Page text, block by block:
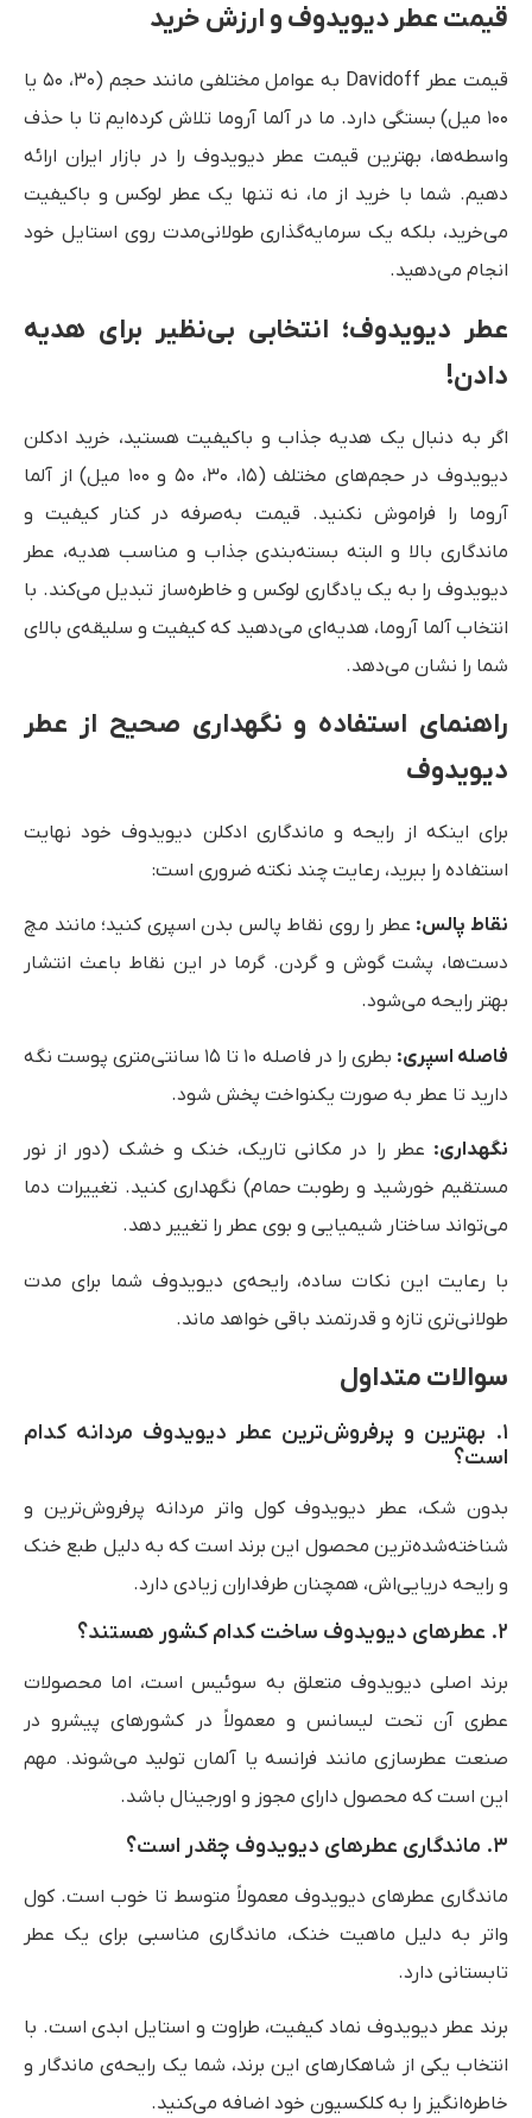
قیمت عطر دیویدوف و ارزش خرید
قیمت عطر Davidoff به عوامل مختلفی مانند حجم (۳۰، ۵۰ یا
۱۰۰ میل) بستگی دارد. ما در آلما آروما تلاش کرده‌ایم تا با حذف
واسطه‌ها، بهترین قیمت عطر دیویدوف را در بازار ایران ارائه
دهیم. شما با خرید از ما، نه تنها یک عطر لوکس و باکیفیت
می‌خرید، بلکه یک سرمایه‌گذاری طولانی‌مدت روی استایل خود
انجام می‌دهید.
عطر دیویدوف؛ انتخابی بی‌نظیر برای هدیه
دادن!
اگر به دنبال یک هدیه جذاب و باکیفیت هستید، خرید ادکلن
دیویدوف در حجم‌های مختلف (۱۵، ۳۰، ۵۰ و ۱۰۰ میل) از آلما
آروما را فراموش نکنید. قیمت به‌صرفه در کنار کیفیت و
ماندگاری بالا و البته بسته‌بندی جذاب و مناسب هدیه، عطر
دیویدوف را به یک یادگاری لوکس و خاطره‌ساز تبدیل می‌کند. با
انتخاب آلما آروما، هدیه‌ای می‌دهید که کیفیت و سلیقه‌ی بالای
شما را نشان می‌دهد.
راهنمای استفاده و نگهداری صحیح از عطر
دیویدوف
برای اینکه از رایحه و ماندگاری ادکلن دیویدوف خود نهایت
استفاده را ببرید، رعایت چند نکته ضروری است:
نقاط پالس: عطر را روی نقاط پالس بدن اسپری کنید؛ مانند مچ
دست‌ها، پشت گوش و گردن. گرما در این نقاط باعث انتشار
بهتر رایحه می‌شود.
فاصله اسپری:
بطری را در فاصله ۱۰ تا ۱۵ سانتی‌متری پوست نگه
دارید تا عطر به صورت یکنواخت پخش شود.
نگهداری: عطر را در مکانی تاریک، خنک و خشک (دور از نور
مستقیم خورشید و رطوبت حمام) نگهداری کنید. تغییرات دما
می‌تواند ساختار شیمیایی و بوی عطر را تغییر دهد.
با رعایت این نکات ساده، رایحه‌ی دیویدوف شما برای مدت
طولانی‌تری تازه و قدرتمند باقی خواهد ماند.
سوالات متداول
۱. بهترین و پرفروش‌ترین عطر دیویدوف مردانه کدام
است؟
بدون شک، عطر دیویدوف کول واتر مردانه پرفروش‌ترین و
شناخته‌شده‌ترین محصول این برند است که به دلیل طبع خنک
و رایحه دریایی‌اش، همچنان طرفداران زیادی دارد.
۲. عطرهای دیویدوف ساخت کدام کشور هستند؟
برند اصلی دیویدوف متعلق به سوئیس است، اما محصولات
عطری آن تحت لیسانس و معمولاً در کشورهای پیشرو در
صنعت عطرسازی مانند فرانسه یا آلمان تولید می‌شوند. مهم
این است که محصول دارای مجوز و اورجینال باشد.
۳. ماندگاری عطرهای دیویدوف چقدر است؟
ماندگاری عطرهای دیویدوف معمولاً متوسط تا خوب است. کول
واتر به دلیل ماهیت خنک، ماندگاری مناسبی برای یک عطر
تابستانی دارد.
برند عطر دیویدوف نماد کیفیت، طراوت و استایل ابدی است. با
انتخاب یکی از شاهکارهای این برند، شما یک رایحه‌ی ماندگار و
خاطره‌انگیز را به کلکسیون خود اضافه می‌کنید.